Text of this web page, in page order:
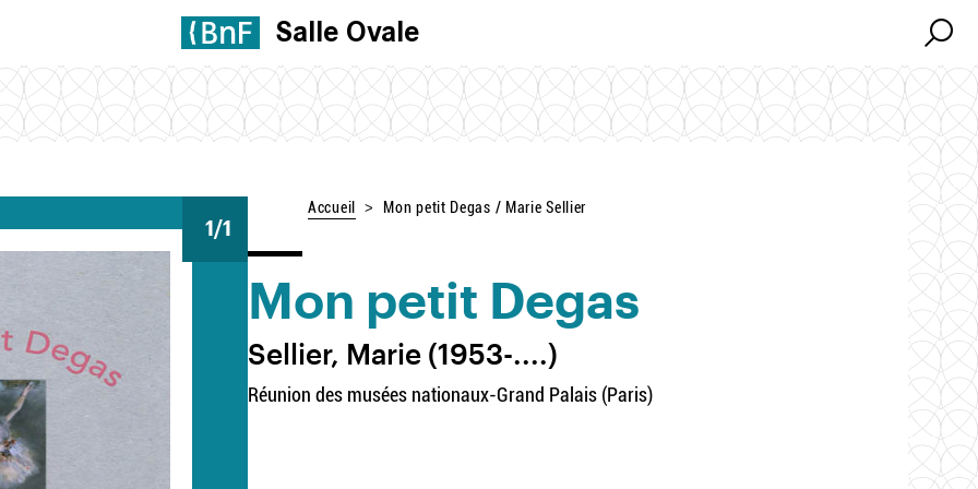
Salle Ovale Search
Search
Accueil Mon petit Degas / Marie Sellier
1/1
Mon petit Degas
Sellier, Marie (1953-....)
Réunion des musées nationaux-Grand Palais (Paris)